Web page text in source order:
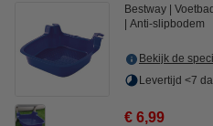
Bestway
Anti-slipbodem
Bekijk de
Levertijd <7
€ 6,99